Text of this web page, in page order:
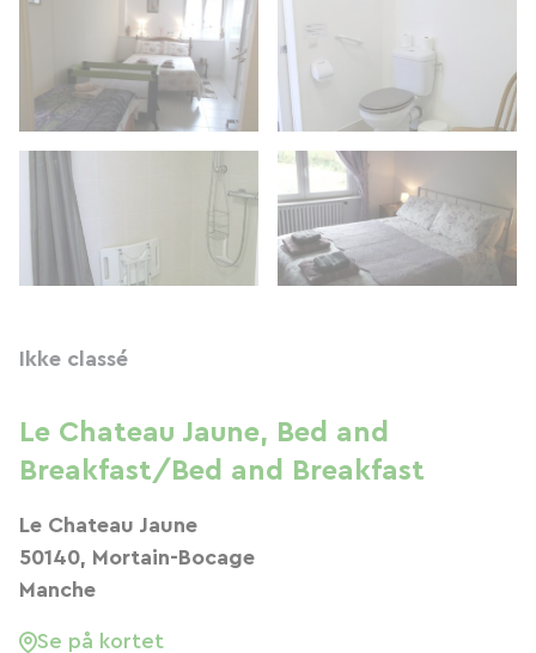
Ikke classé
Le Chateau Jaune, Bed and
Breakfast/Bed and Breakfast
Le Chateau Jaune
50140, Mortain-Bocage
Manche
Se på kortet